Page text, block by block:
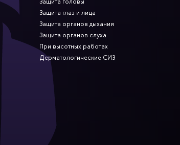
Защита глаз и лица
Защита органов дыхания
Защита органов слуха
При высотных работах
Дерматологические СИЗ